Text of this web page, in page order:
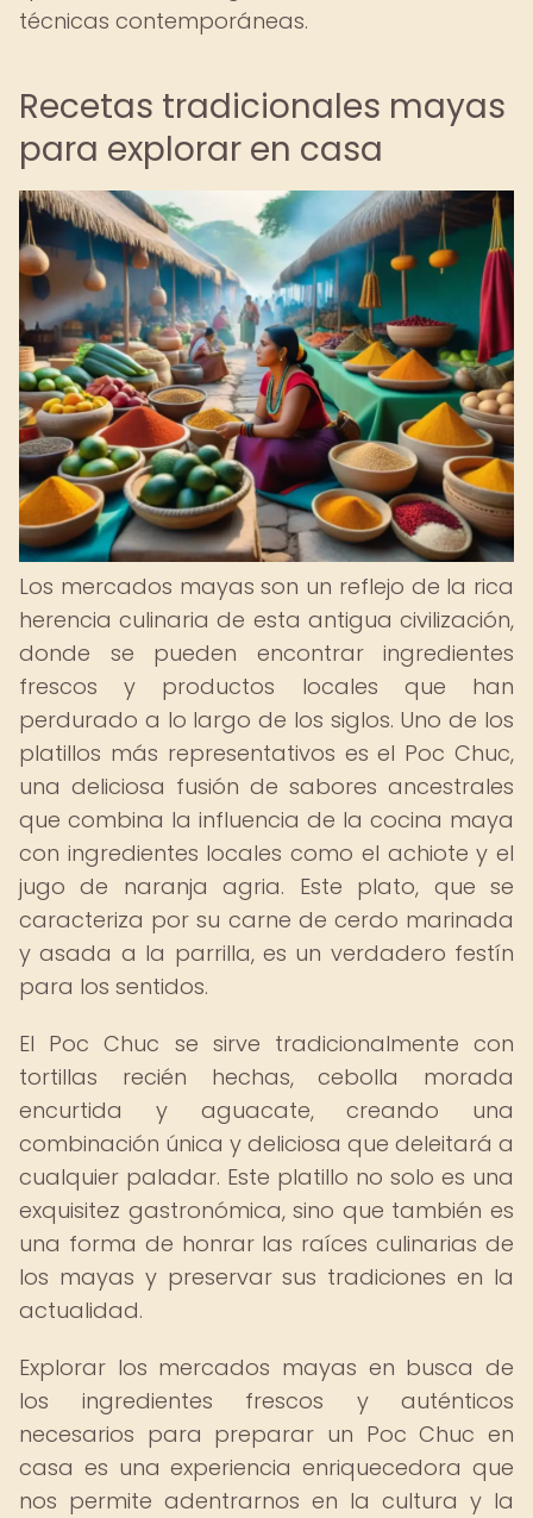
técnicas contemporáneas.
Recetas tradicionales mayas
para explorar en casa
Los mercados mayas son un reflejo de la rica
herencia culinaria de esta antigua civilización,
donde se pueden encontrar ingredientes
frescos y productos locales que han
perdurado a lo largo de los siglos. Uno de los
platillos más representativos es el Poc Chuc,
una deliciosa fusión de sabores ancestrales
que combina la influencia de la cocina maya
con ingredientes locales como el achiote y el
jugo de naranja agria. Este plato, que se
caracteriza por su carne de cerdo marinada
y asada a la parrilla, es un verdadero festín
para los sentidos.
El Poc Chuc se sirve tradicionalmente con
tortillas recién hechas, cebolla morada
encurtida y aguacate, creando una
combinación única y deliciosa que deleitará a
cualquier paladar. Este platillo no solo es una
exquisitez gastronómica, sino que también es
una forma de honrar las raíces culinarias de
los mayas y preservar sus tradiciones en la
actualidad.
Explorar los mercados mayas en busca de
los ingredientes frescos y auténticos
necesarios para preparar un Poc Chuc en
casa es una experiencia enriquecedora que
nos permite adentrarnos en la cultura y la